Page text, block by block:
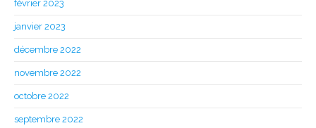
février 2023
janvier 2023
décembre 2022
novembre 2022
octobre 2022
septembre 2022